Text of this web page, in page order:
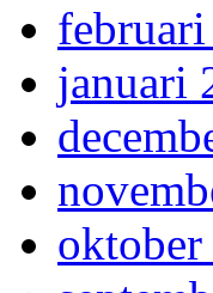
januari
oktober